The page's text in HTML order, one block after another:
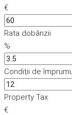
€
Rata dobânzii
%
Condiții de
Property Tax
€